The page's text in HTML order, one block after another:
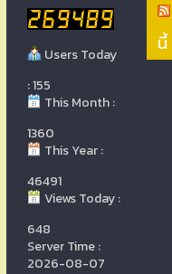
Users Today
: 155
This Month :
1360
This Year :
46491
Views Today :
648
Server Time :
2026-08-07
นี้